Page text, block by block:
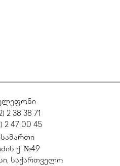
2 38 38 71
2 47 00 45
ქ. №49
საქართველო